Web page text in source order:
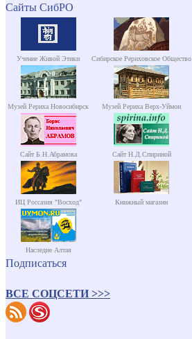
Сайты СибРО
Учение Живой Этики Сибирское Рериховское Общество
Музей Рериха Новосибирск Музей Рериха Верх-Уймон
Сайт Б.Н.Абрамова Сайт Н.Д.Спириной
ИЦ Россазия "Восход" Книжный магазин
Наследие Алтая
Подписаться
ВСЕ СОЦСЕТИ >>>